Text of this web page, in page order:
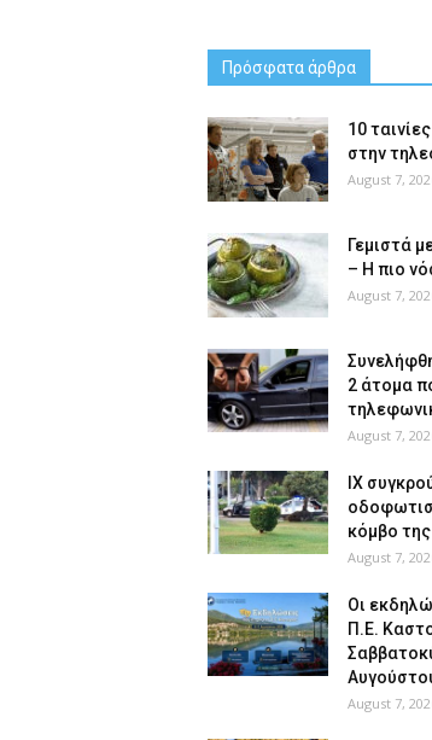
Πρόσφατα άρθρα
10
στην
August 7,
Γεμιστά
– Η πιο
August 7,
2 άτομα
August 7,
ΙΧ
κόμβο
August 7,
Οι
Π.Ε.
August 7,